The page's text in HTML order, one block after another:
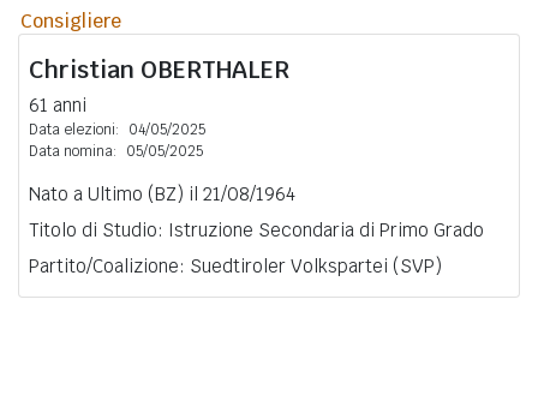
Consigliere
Christian OBERTHALER
61 anni
Data elezioni:
04/05/2025
Data nomina:
05/05/2025
Nato a Ultimo (BZ) il 21/08/1964
Titolo di Studio: Istruzione Secondaria di Primo Grado
Partito/Coalizione: Suedtiroler Volkspartei (SVP)